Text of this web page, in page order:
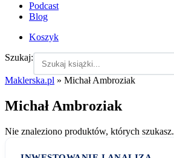
Podcast
Blog
Koszyk
Szukaj:
Maklerska.pl » Michał Ambroziak
Michał Ambroziak
Nie znaleziono produktów, których szukasz.